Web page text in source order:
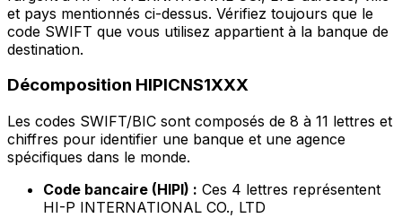
et pays mentionnés ci-dessus. Vérifiez toujours que le
code SWIFT que vous utilisez appartient à la banque de
destination.
Décomposition HIPICNS1XXX
Les codes SWIFT/BIC sont composés de 8 à 11 lettres et
chiffres pour identifier une banque et une agence
spécifiques dans le monde.
Code bancaire (HIPI) : Ces 4 lettres représentent
HI-P INTERNATIONAL CO., LTD